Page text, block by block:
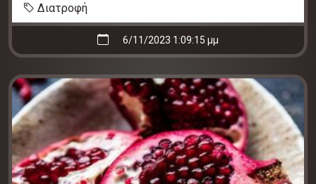
Διατροφή
6/11/2023 1:09:15 μμ